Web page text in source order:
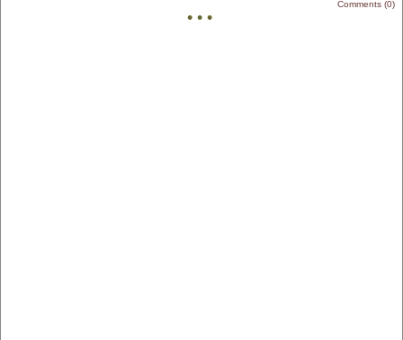
Comments (0)
• • •